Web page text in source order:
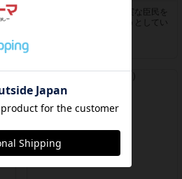
ベネボレンス女王は、忠実な臣民を
称えるための祝宴を開こうとしてい